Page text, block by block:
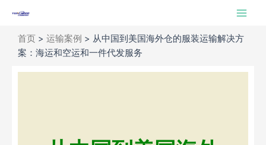
Main
首页 > 运输案例 > 从中国到美国海外仓的服装运输解决方
案：海运和空运和一件代发服务